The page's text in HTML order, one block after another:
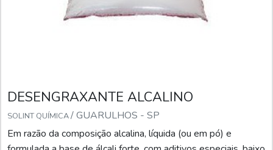
DESENGRAXANTE ALCALINO
SOLINT QUÍMICA/ GUARULHOS - SP
Em razão da composição alcalina, líquida (ou em pó) e